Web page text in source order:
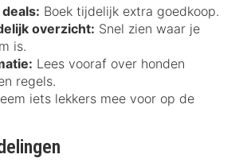
Boek tijdelijk extra goedkoop.
overzicht: Snel zien waar je
is.
Lees vooraf over honden
regels.
iets lekkers mee voor op de